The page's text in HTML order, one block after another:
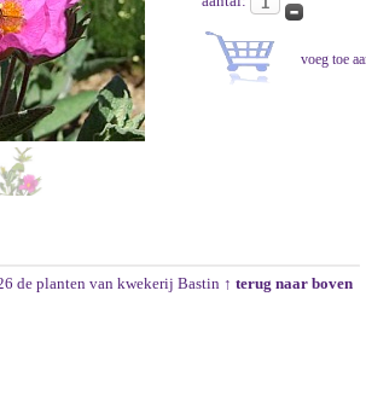
de planten van kwekerij Bastin ↑ terug naar boven